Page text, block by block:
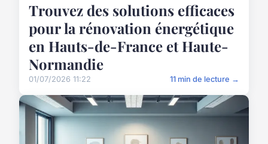
Trouvez des solutions efficaces
pour la rénovation énergétique
en Hauts-de-France et Haute-
Normandie
01/07/2026 11:22 11 min de lecture →